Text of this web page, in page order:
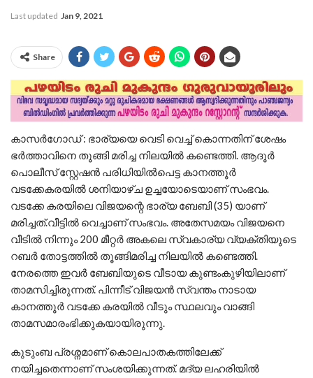
Last updated Jan 9, 2021
Share
കാസർഗോഡ് : ഭാര്യയെ വെടി വെച്ച് കൊന്നതിന് ശേഷം
ഭർത്താവിനെ തൂങ്ങി മരിച്ച നിലയിൽ കണ്ടെത്തി. ആദൂർ
പൊലീസ് സ്റ്റേഷൻ പരിധിയിൽപെട്ട കാനത്തൂർ
വടക്കേകരയിൽ ശനിയാഴ്ച ഉച്ചയോടെയാണ് സംഭവം.
വടക്കേ കരയിലെ വിജയന്റെ ഭാര്യ ബേബി (35) യാണ്
മരിച്ചത്.വീട്ടിൽ വെച്ചാണ് സംഭവം. അതേസമയം വിജയനെ
വീടിൽ നിന്നും 200 മീറ്റർ അകലെ സ്വകാര്യ വ്യക്തിയുടെ
റബർ തോട്ടത്തിൽ തൂങ്ങിമരിച്ച നിലയിൽ കണ്ടെത്തി.
നേരത്തെ ഇവർ ബേബിയുടെ വീടായ കുണ്ടംകുഴിയിലാണ്
താമസിച്ചിരുന്നത്. പിന്നീട് വിജയൻ സ്വന്തം നാടായ
കാനത്തൂർ വടക്കേ കരയിൽ വീടും സ്ഥലവും വാങ്ങി
താമസമാരംഭിക്കുകയായിരുന്നു.
കുടുംബ പ്രശ്നമാണ് കൊലപാതകത്തിലേക്ക്
നയിച്ചതെന്നാണ് സംശയിക്കുന്നത്. മദ്യ ലഹരിയിൽ